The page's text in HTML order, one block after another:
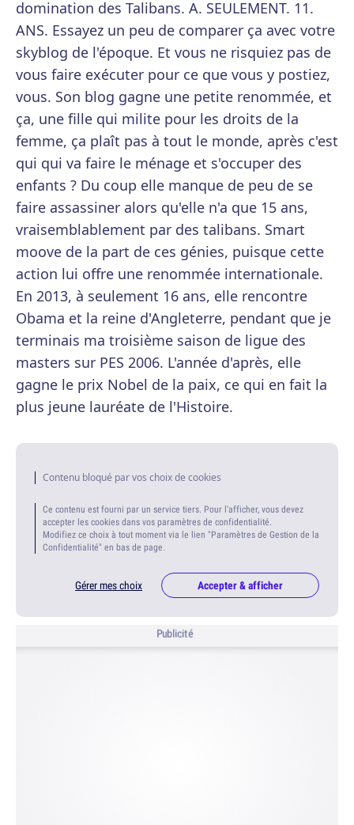
domination des Talibans. A. SEULEMENT. 11.
ANS. Essayez un peu de comparer ça avec votre
skyblog de l'époque. Et vous ne risquiez pas de
vous faire exécuter pour ce que vous y postiez,
vous. Son blog gagne une petite renommée, et
ça, une fille qui milite pour les droits de la
femme, ça plaît pas à tout le monde, après c'est
qui qui va faire le ménage et s'occuper des
enfants ? Du coup elle manque de peu de se
faire assassiner alors qu'elle n'a que 15 ans,
vraisemblablement par des talibans. Smart
moove de la part de ces génies, puisque cette
action lui offre une renommée internationale.
En 2013, à seulement 16 ans, elle rencontre
Obama et la reine d'Angleterre, pendant que je
terminais ma troisième saison de ligue des
masters sur PES 2006. L'année d'après, elle
gagne le prix Nobel de la paix, ce qui en fait la
plus jeune lauréate de l'Histoire.
Contenu bloqué par vos choix de cookies
Ce contenu est fourni par un service tiers. Pour l'afficher, vous devez
accepter les cookies dans vos paramètres de confidentialité.
Modifiez ce choix à tout moment via le lien "Paramètres de Gestion de la
Confidentialité" en bas de page.
Gérer mes choix Accepter & afficher
Publicité